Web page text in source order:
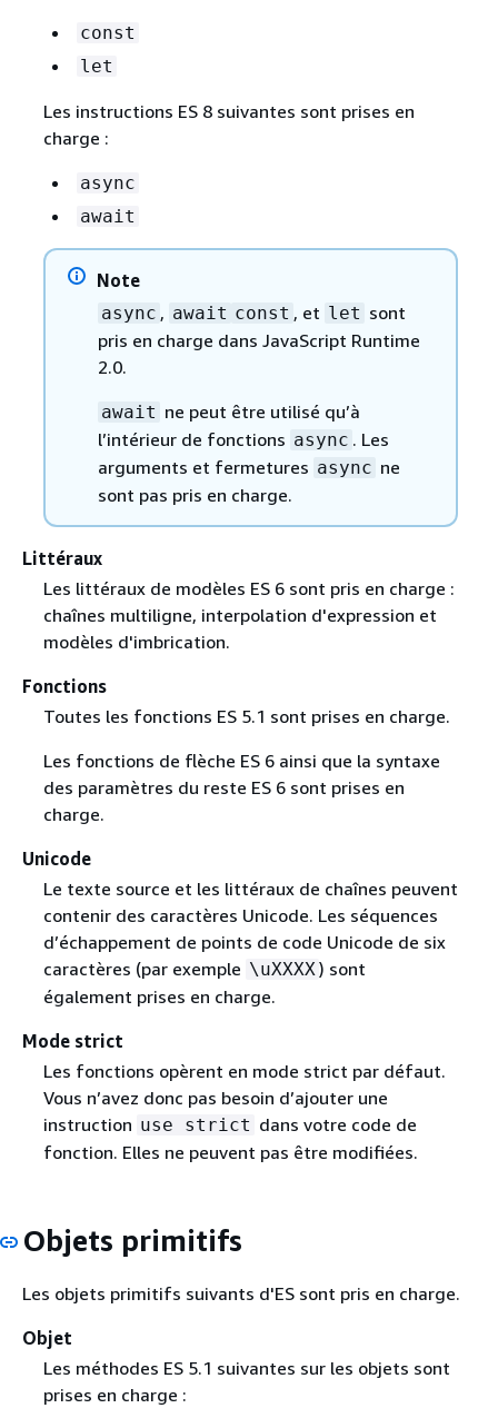
const
let
Les instructions ES 8 suivantes sont prises en
charge :
async
await
Note
async , await const , et let sont
pris en charge dans JavaScript Runtime
2.0.
await ne peut être utilisé qu’à
l’intérieur de fonctions async . Les
arguments et fermetures async ne
sont pas pris en charge.
Littéraux
Les littéraux de modèles ES 6 sont pris en charge :
chaînes multiligne, interpolation d'expression et
modèles d'imbrication.
Fonctions
Toutes les fonctions ES 5.1 sont prises en charge.
Les fonctions de flèche ES 6 ainsi que la syntaxe
des paramètres du reste ES 6 sont prises en
charge.
Unicode
Le texte source et les littéraux de chaînes peuvent
contenir des caractères Unicode. Les séquences
d’échappement de points de code Unicode de six
caractères (par exemple \uXXXX) sont
également prises en charge.
Mode strict
Les fonctions opèrent en mode strict par défaut.
Vous n’avez donc pas besoin d’ajouter une
instruction use strict dans votre code de
fonction. Elles ne peuvent pas être modifiées.
Objets primitifs
Les objets primitifs suivants d'ES sont pris en charge.
Objet
Les méthodes ES 5.1 suivantes sur les objets sont
prises en charge :